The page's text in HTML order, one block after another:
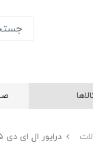
درایور ال ای دی ۲۵ الی ۳۶ وات ۳۰۰ میلی آمپر سه حالته